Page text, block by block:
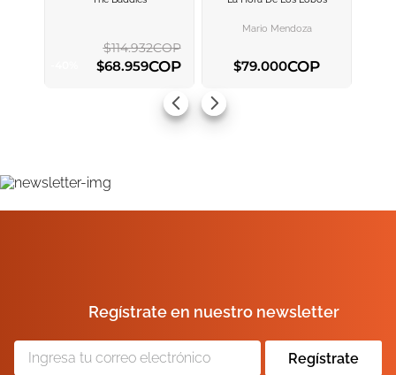
$114.932COP
$68.959COP
Mario Mendoza
$79.000COP
Regístrate en nuestro newsletter
Regístrate